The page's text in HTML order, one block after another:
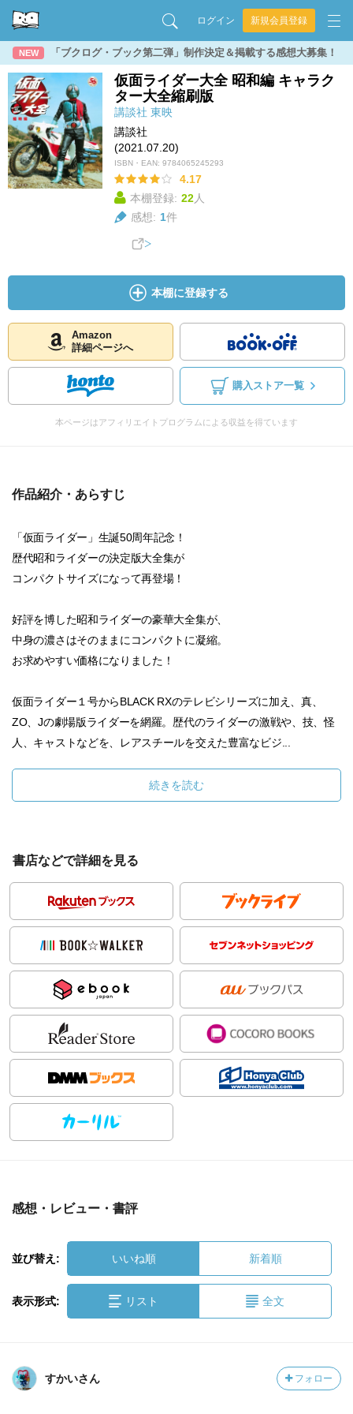
ログイン 新規会員登録
NEW 「ブクログ・ブック第二弾」制作決定＆掲載する感想大募集！
仮面ライダー大全 昭和編 キャラク
ター大全縮刷版
講談社 東映
講談社
(2021.07.20)
ISBN・EAN: 9784065245293
4.17
本棚登録: 22人
感想: 1件
本棚に登録する
Amazon
詳細ページへ
購入ストア一覧
本ページはアフィリエイトプログラムによる収益を得ています
作品紹介・あらすじ
「仮面ライダー」生誕50周年記念！
歴代昭和ライダーの決定版大全集が
コンパクトサイズになって再登場！
好評を博した昭和ライダーの豪華大全集が、
中身の濃さはそのままにコンパクトに凝縮。
お求めやすい価格になりました！
仮面ライダー１号からBLACK RXのテレビシリーズに加え、真、
ZO、Jの劇場版ライダーを網羅。歴代のライダーの激戦や、技、怪
人、キャストなどを、レアスチールを交えた豊富なビジ...
続きを読む
書店などで詳細を見る
感想・レビュー・書評
並び替え: いいね順 新着順
表示形式: リスト 全文
すかいさん フォロー